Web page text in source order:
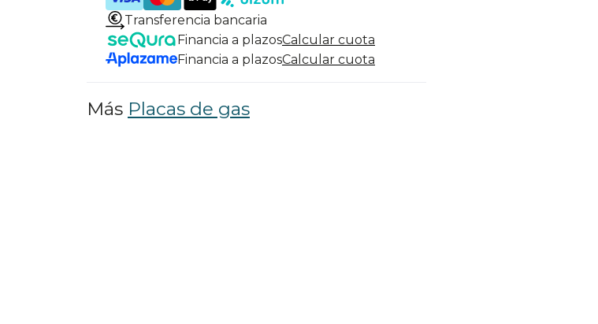
Transferencia bancaria
Financia a plazosCalcular cuota
Financia a plazosCalcular cuota
Más Placas de gas